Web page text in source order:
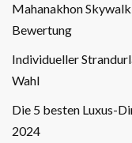
Mahanakhon
Bewertung
Individueller
Wahl
Die 5 besten Luxus-
2024